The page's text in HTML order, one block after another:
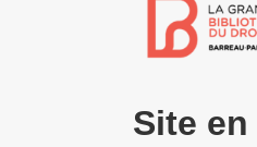
Site